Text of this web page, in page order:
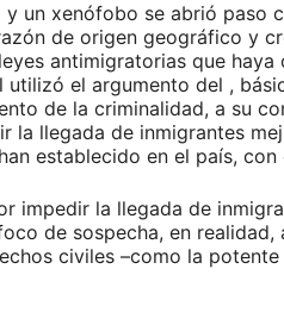
un xenófobo se abrió paso
de origen geográfico y
antimigratorias que
el argumento del ,
de la criminalidad, a su
la llegada de inmigrantes
establecido en el país,
impedir la llegada de
de sospecha, en
civiles –como la